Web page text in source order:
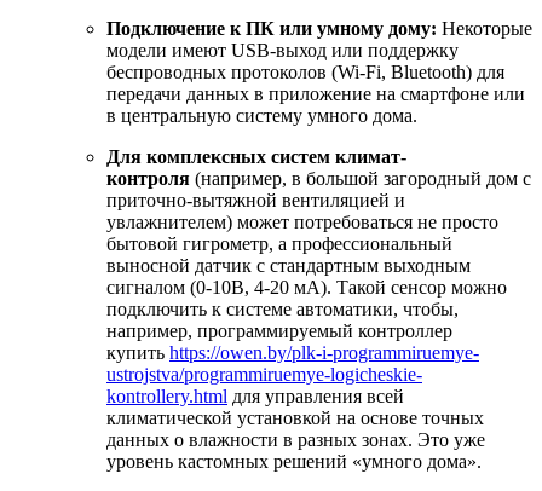
Подключение к ПК или умному дому: Некоторые
модели имеют USB-выход или поддержку
беспроводных протоколов (Wi-Fi, Bluetooth) для
передачи данных в приложение на смартфоне или
в центральную систему умного дома.
Для комплексных систем климат-
контроля (например, в большой загородный дом с
приточно-вытяжной вентиляцией и
увлажнителем) может потребоваться не просто
бытовой гигрометр, а профессиональный
выносной датчик с стандартным выходным
сигналом (0-10В, 4-20 мА). Такой сенсор можно
подключить к системе автоматики, чтобы,
например, программируемый контроллер
купить https://owen.by/plk-i-programmiruemye-
ustrojstva/programmiruemye-logicheskie-
kontrollery.html для управления всей
климатической установкой на основе точных
данных о влажности в разных зонах. Это уже
уровень кастомных решений «умного дома».